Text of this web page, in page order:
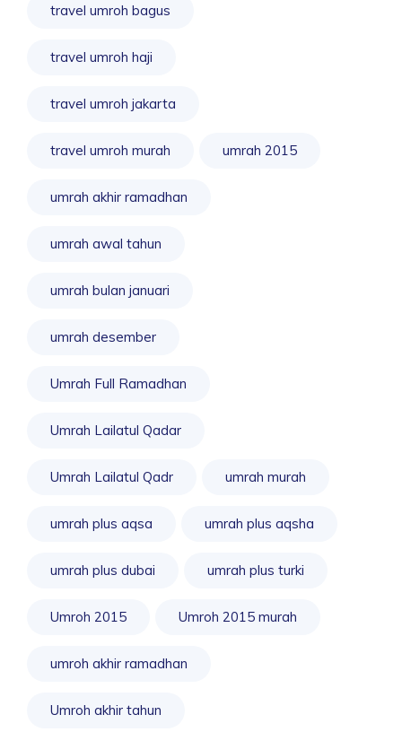
travel umroh bagus
travel umroh haji
travel umroh jakarta
travel umroh murah umrah 2015
umrah akhir ramadhan
umrah awal tahun
umrah bulan januari
umrah desember
Umrah Full Ramadhan
Umrah Lailatul Qadar
Umrah Lailatul Qadr umrah murah
umrah plus aqsa umrah plus aqsha
umrah plus dubai umrah plus turki
Umroh 2015 Umroh 2015 murah
umroh akhir ramadhan
Umroh akhir tahun